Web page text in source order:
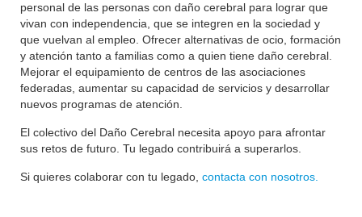
personal de las personas con daño cerebral para lograr que
vivan con independencia, que se integren en la sociedad y
que vuelvan al empleo. Ofrecer alternativas de ocio, formación
y atención tanto a familias como a quien tiene daño cerebral.
Mejorar el equipamiento de centros de las asociaciones
federadas, aumentar su capacidad de servicios y desarrollar
nuevos programas de atención.
El colectivo del Daño Cerebral necesita apoyo para afrontar
sus retos de futuro. Tu legado contribuirá a superarlos.
Si quieres colaborar con tu legado, contacta con nosotros.